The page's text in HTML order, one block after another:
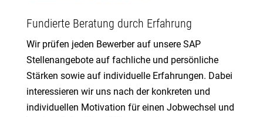
Fundierte Beratung durch Erfahrung
Wir prüfen jeden Bewerber auf unsere SAP
Stellenangebote auf fachliche und persönliche
Stärken sowie auf individuelle Erfahrungen. Dabei
interessieren wir uns nach der konkreten und
individuellen Motivation für einen Jobwechsel und